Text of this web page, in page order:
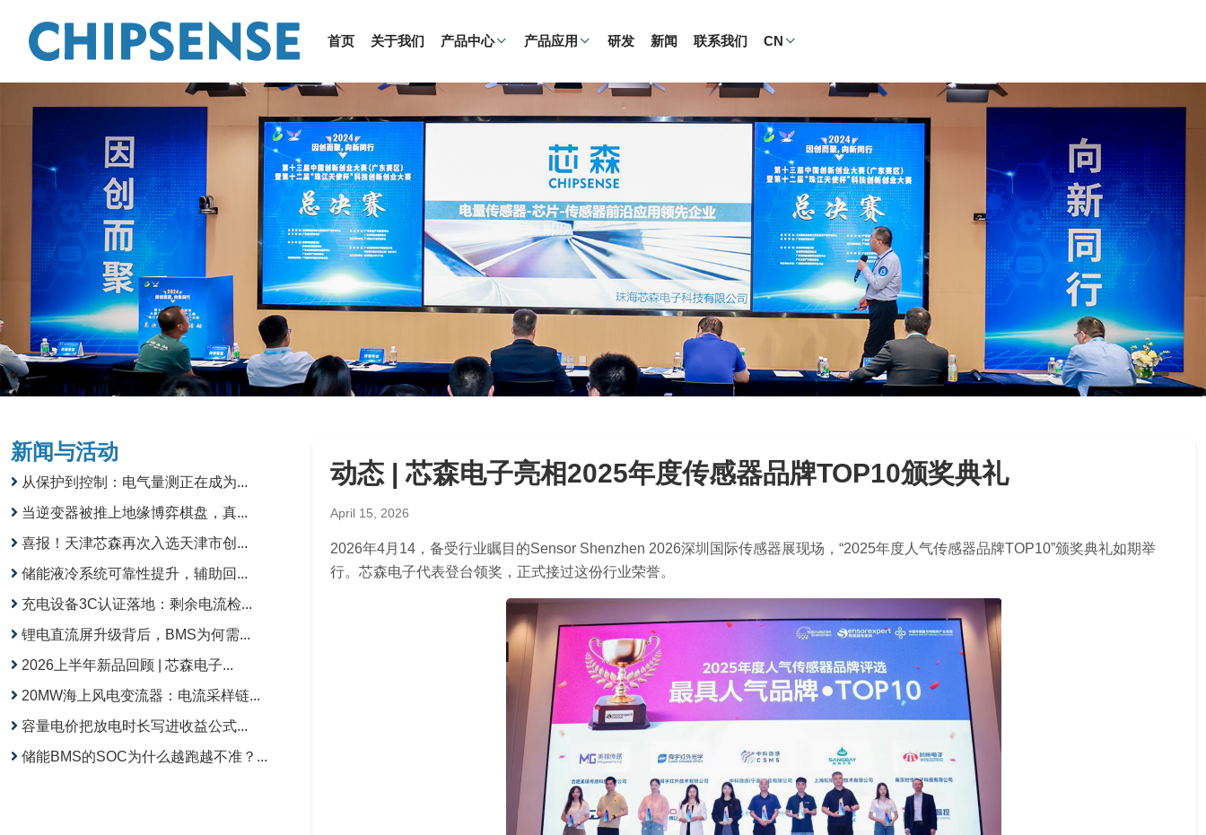
首页 关于我们 产品中心 产品应用 研发 新闻 联系我们 CN
新闻与活动
从保护到控制：电气量测正在成为...
当逆变器被推上地缘博弈棋盘，真...
喜报！天津芯森再次入选天津市创...
储能液冷系统可靠性提升，辅助回...
充电设备3C认证落地：剩余电流检...
锂电直流屏升级背后，BMS为何需...
2026上半年新品回顾 | 芯森电子...
20MW海上风电变流器：电流采样链...
容量电价把放电时长写进收益公式...
储能BMS的SOC为什么越跑越不准？...
动态 | 芯森电子亮相2025年度传感器品牌TOP10颁奖典礼
April 15, 2026
2026年4月14，备受行业瞩目的Sensor Shenzhen 2026深圳国际传感器展现场，“2025年度人气传感器品牌TOP10”颁奖典礼如期举
行。芯森电子代表登台领奖，正式接过这份行业荣誉。